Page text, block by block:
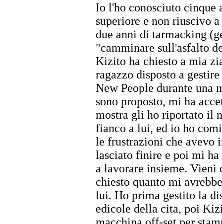
Io l'ho conosciuto
superiore e non riuscivo
due anni di tarmacking
"camminare sull'asfalto
Kizito ha chiesto a mia
ragazzo disposto a
New People durante una
sono proposto, mi ha
mostra gli ho riportato il
fianco a lui, ed io ho
le frustrazioni che avevo
lasciato finire e poi mi
a lavorare insieme. Vieni
chiesto quanto mi
lui. Ho prima gestito la
edicole della cita, poi